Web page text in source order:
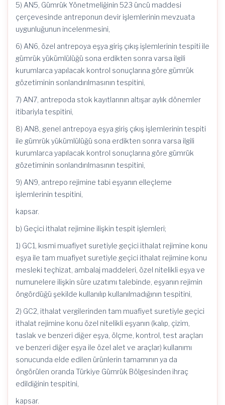
5) AN5, Gümrük Yönetmeliğinin 523 üncü maddesi
çerçevesinde antreponun devir işlemlerinin mevzuata
uygunluğunun incelenmesini,
6) AN6, özel antrepoya eşya giriş çıkış işlemlerinin tespiti ile
gümrük yükümlülüğü sona erdikten sonra varsa ilgili
kurumlarca yapılacak kontrol sonuçlarına göre gümrük
gözetiminin sonlandırılmasının tespitini,
7) AN7, antrepoda stok kayıtlarının altışar aylık dönemler
itibariyla tespitini,
8) AN8, genel antrepoya eşya giriş çıkış işlemlerinin tespiti
ile gümrük yükümlülüğü sona erdikten sonra varsa ilgili
kurumlarca yapılacak kontrol sonuçlarına göre gümrük
gözetiminin sonlandırılmasının tespitini,
9) AN9, antrepo rejimine tabi eşyanın elleçleme
işlemlerinin tespitini,
kapsar.
b) Geçici ithalat rejimine ilişkin tespit işlemleri;
1) GC1, kısmi muafiyet suretiyle geçici ithalat rejimine konu
eşya ile tam muafiyet suretiyle geçici ithalat rejimine konu
mesleki teçhizat, ambalaj maddeleri, özel nitelikli eşya ve
numunelere ilişkin süre uzatımı talebinde, eşyanın rejimin
öngördüğü şekilde kullanılıp kullanılmadığının tespitini,
2) GC2, ithalat vergilerinden tam muafiyet suretiyle geçici
ithalat rejimine konu özel nitelikli eşyanın (kalıp, çizim,
taslak ve benzeri diğer eşya, ölçme, kontrol, test araçları
ve benzeri diğer eşya ile özel alet ve araçlar) kullanımı
sonucunda elde edilen ürünlerin tamamının ya da
öngörülen oranda Türkiye Gümrük Bölgesinden ihraç
edildiğinin tespitini,
kapsar.